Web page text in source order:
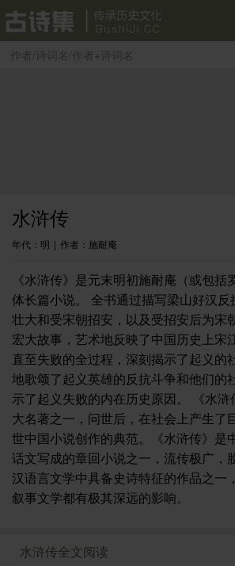
水浒传
年代：明 | 作者：施耐庵
《水浒传》是元末明初施耐庵（或包括
体长篇小说。 全书通过描写梁山好汉反
壮大和受宋朝招安，以及受招安后为宋
宏大故事，艺术地反映了中国历史上宋
直至失败的全过程，深刻揭示了起义的
地歌颂了起义英雄的反抗斗争和他们的
示了起义失败的内在历史原因。 《水
大名著之一，问世后，在社会上产生了
世中国小说创作的典范。《水浒传》是
话文写成的章回小说之一，流传极广，
汉语言文学中具备史诗特征的作品之一
叙事文学都有极其深远的影响。
水浒传全文阅读